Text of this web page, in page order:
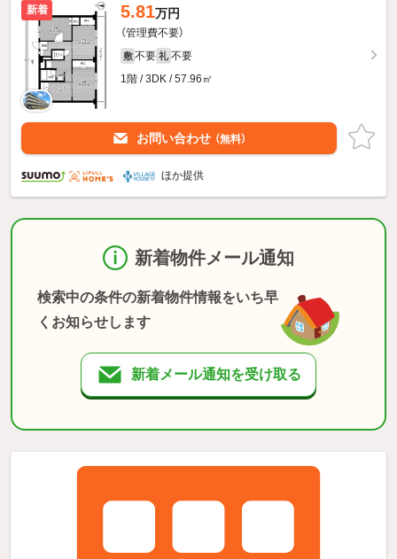
新着 5.81万円
（管理費不要）
敷 不要 礼 不要
1階 / 3DK / 57.96㎡
お問い合わせ （無料）
ほか提供
新着物件メール通知
検索中の条件の新着物件情報をいち早
くお知らせします
新着メール通知を受け取る